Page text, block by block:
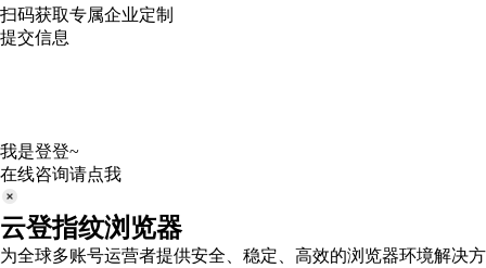
扫码获取专属企业定制
提交信息
我是登登~
在线咨询请点我
云登指纹浏览器
为全球多账号运营者提供安全、稳定、高效的浏览器环境解决方